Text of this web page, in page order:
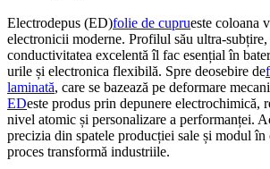
Electrodepus (ED)folie de cuprueste coloana
electronicii moderne. Profilul său ultra-
conductivitatea excelentă îl fac esențial în
urile și electronica flexibilă. Spre deosebire de
laminată, care se bazează pe deformare
EDeste produs prin depunere electrochimică,
nivel atomic și personalizare a performanței.
precizia din spatele producției sale și modul
proces transformă industriile.